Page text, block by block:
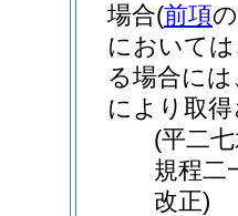
場合(前項
において
る場合に
により取
(平二
規程二
改正)